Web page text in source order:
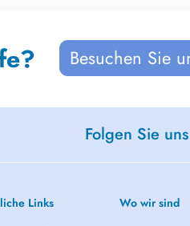
Besuchen Sie
Folgen Sie
Links Wo wir sind